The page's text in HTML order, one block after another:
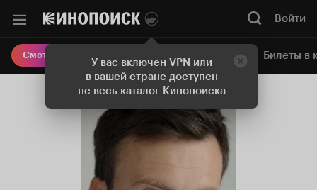
У вас включен VPN или
в вашей стране доступен
не весь каталог Кинопоиска
Войти
Смотреть кино Онлайн-кинотеатр Билеты в